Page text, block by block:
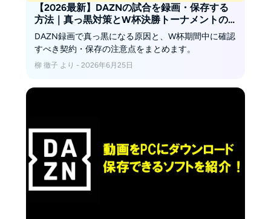
【2026最新】DAZNの試合を録画・保存する
方法｜真っ黒対策とW杯決勝トーナメントの
注意点
DAZN録画で真っ黒になる原因と、W杯期間中に確認
すべき契約・保存の注意点をまとめます。
柳 徹子 より - 2026年6月25日